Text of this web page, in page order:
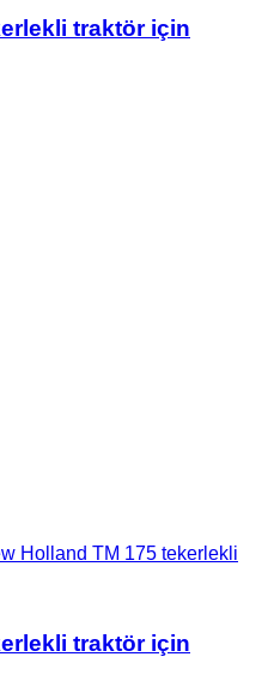
traktör için
Holland TM 175 tekerlekli
traktör için